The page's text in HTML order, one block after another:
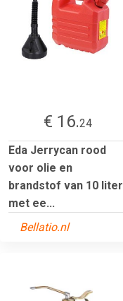
€ 16.24
Eda Jerrycan rood
voor olie en
brandstof van 10 liter
met ee...
Bellatio.nl